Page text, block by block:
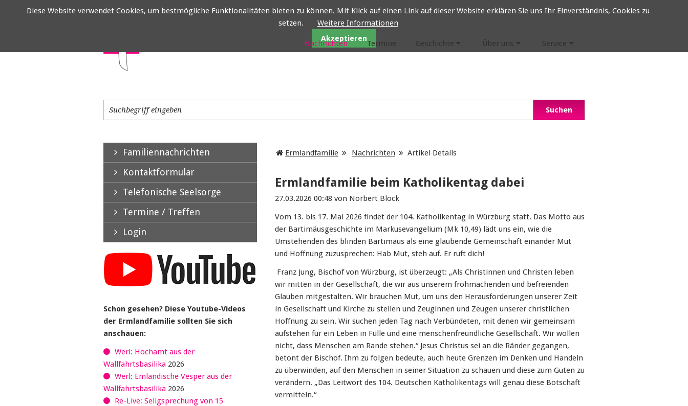
Nachrichten
Termine Geschichte Über uns Service
Ermlandfamilie Nachrichten Artikel Details
Ermlandfamilie beim Katholikentag dabei
27.03.2026 00:48 von Norbert Block
Vom 13. bis 17. Mai 2026 findet der 104. Katholikentag in Würzburg statt. Das Motto aus
der Bartimäusgeschichte im Markusevangelium (Mk 10,49) lädt uns ein, wie die
Umstehenden des blinden Bartimäus als eine glaubende Gemeinschaft einander Mut
und Hoffnung zuzusprechen: Hab Mut, steh auf. Er ruft dich!
Franz Jung, Bischof von Würzburg, ist überzeugt: „Als Christinnen und Christen leben
wir mitten in der Gesellschaft, die wir aus unserem frohmachenden und befreienden
Glauben mitgestalten. Wir brauchen Mut, um uns den Herausforderungen unserer Zeit
in Gesellschaft und Kirche zu stellen und Zeuginnen und Zeugen unserer christlichen
Hoffnung zu sein. Wir suchen jeden Tag nach Verbündeten, mit denen wir gemeinsam
aufstehen für ein Leben in Fülle und eine menschenfreundliche Gesellschaft. Wir wollen
nicht, dass Menschen am Rande stehen.“ Jesus Christus sei an die Ränder gegangen,
betont der Bischof. Ihm zu folgen bedeute, auch heute Grenzen im Denken und Handeln
zu überwinden, auf den Menschen in seiner Situation zu schauen und diese zum Guten zu
verändern. „Das Leitwort des 104. Deutschen Katholikentags will genau diese Botschaft
vermitteln.“
Familiennachrichten
Kontaktformular
Telefonische Seelsorge
Termine / Treffen
Login
Schon gesehen? Diese Youtube-Videos
der Ermlandfamilie sollten Sie sich
anschauen:
Werl: Hochamt aus der
Wallfahrtsbasilika 2026
Werl: Emländische Vesper aus der
Wallfahrtsbasilika 2026
Re-Live: Seligsprechung von 15
Diese Website verwendet Cookies, um bestmögliche Funktionalitäten bieten zu können. Mit Klick auf einen Link auf dieser Website erklären Sie uns Ihr Einverständnis, Cookies zu
setzen.
Weitere Informationen
Akzeptieren